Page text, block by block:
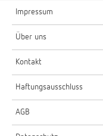
Impressum
Über uns
Kontakt
Haftungsausschluss
AGB